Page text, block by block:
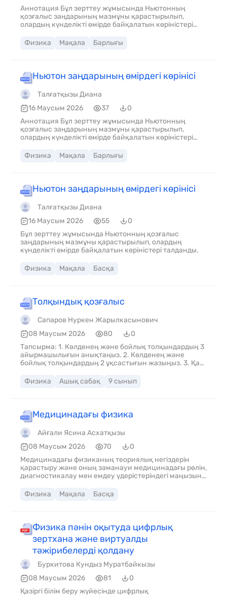
Аннотация Бұл зерттеу жұмысында Ньютонның
қозғалыс заңдарының мазмұны қарастырылып,
олардың күнделікті өмірде байқалатын көріністері
күштердің ерекшеліктерін анықтау мақсатында
бірнеше қарапайым тәжірибелер жүргізілді.
Физика Мақала Барлығы
Ньютон заңдарының өмірдегі көрінісі
Талғатқызы Диана
16 Маусым 2026
37
0
Аннотация Бұл зерттеу жұмысында Ньютонның
қозғалыс заңдарының мазмұны қарастырылып,
олардың күнделікті өмірде байқалатын көріністері
күштердің ерекшеліктерін анықтау мақсатында
бірнеше қарапайым тәжірибелер жүргізілді.
Физика Мақала Барлығы
Ньютон заңдарының өмірдегі көрінісі
Талғатқызы Диана
16 Маусым 2026
55
0
Бұл зерттеу жұмысында Ньютонның қозғалыс
заңдарының мазмұны қарастырылып, олардың
күнделікті өмірде байқалатын көріністері талданды.
Физика Мақала Басқа
Толқындық қозғалыс
Сапаров Нуркен Жарылкасынович
08 Маусым 2026
80
0
Тапсырма: 1. Көлденең және бойлық толқындардың 3
айырмашылығын анықтаңыз. 2. Көлденең және
бойлық толқындардың 2 ұқсастығын жазыңыз. 3. Қай
толқыны?»
Физика Ашық сабақ 9 сынып
Медицинадағы физика
Айғали Ясина Асхатқызы
08 Маусым 2026
70
0
Медицинадағы физиканың теориялық негіздерін
қарастыру және оның заманауи медицинадағы рөлін,
диагностикалау мен емдеу үдерістеріндегі маңызын
технологиялардың адам денсаулығын сақтаудағы
тиімділігін талдау.
Физика Мақала Басқа
Физика пәнін оқытуда цифрлық
зертхана және виртуалды
тәжірибелерді қолдану
Буркитова Кундыз Муратбайкызы
08 Маусым 2026
81
0
Қазіргі білім беру жүйесінде цифрлық